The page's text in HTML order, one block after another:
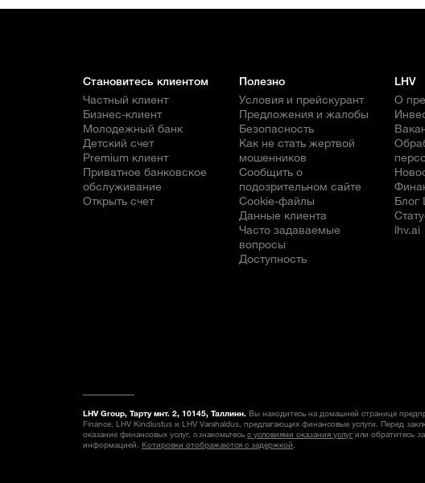
Становитесь клиентом
Частный клиент
Бизнес-клиент
Молодежный банк
Детский счет
Premium клиент
Приватное банковское
обслуживание
Открыть счет
Полезно
Условия и прейскурант
Предложения и жалобы
Безопасность
Как не стать жертвой
мошенников
Сообщить о
подозрительном сайте
Cookie-файлы
Данные клиента
Часто задаваемые
вопросы
Доступность
LHV
О
Блог
lhv.ai
LHV Group, Тарту мнт. 2, 10145, Таллинн. Вы находитесь на домашней странице
Finance, LHV Kindlustus и LHV Varahaldus, предлагающих финансовые услуги. Перед
оказание финансовых услуг, ознакомьтесь с условиями оказания услуг или обратитесь
информацией. Котировки отображаются с задержкой.